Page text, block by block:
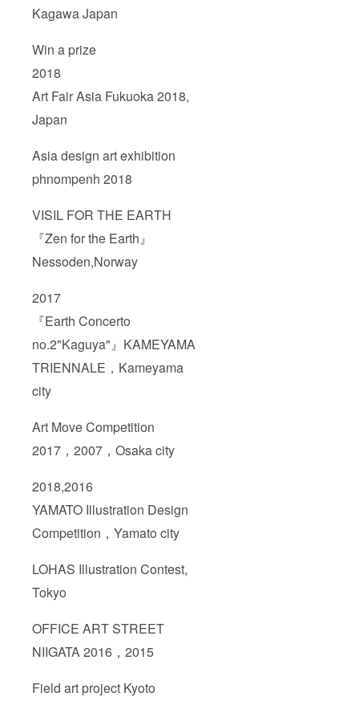
Kagawa Japan
Win a prize
2018
Art Fair Asia Fukuoka 2018,
Japan
Asia design art exhibition
phnompenh 2018
VISIL FOR THE EARTH
『Zen for the Earth』
Nessoden,Norway
2017
『Earth Concerto
no.2"Kaguya"』KAMEYAMA
TRIENNALE，Kameyama
city
Art Move Competition
2017，2007，Osaka city
2018,2016
YAMATO Illustration Design
Competition，Yamato city
LOHAS Illustration Contest,
Tokyo
OFFICE ART STREET
NIIGATA 2016，2015
Field art project Kyoto